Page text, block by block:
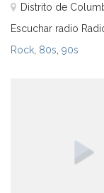
Distrito de
Escuchar radio
Rock 80s 90s